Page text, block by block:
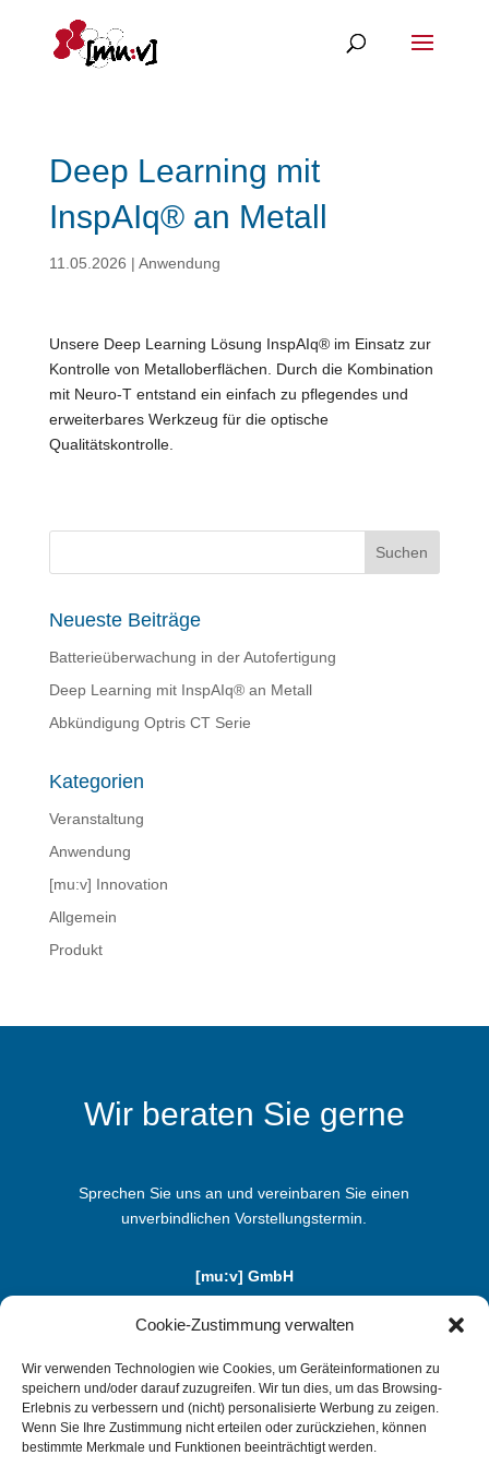
Cookie-Zustimmung verwalten
Wir verwenden Technologien wie Cookies, um Geräteinformationen zu
speichern und/oder darauf zuzugreifen. Wir tun dies, um das Browsing-
Erlebnis zu verbessern und (nicht) personalisierte Werbung zu zeigen.
Wenn Sie Ihre Zustimmung nicht erteilen oder zurückziehen, können
bestimmte Merkmale und Funktionen beeinträchtigt werden.
Deep Learning mit
InspAIq® an Metall
11.05.2026 | Anwendung
Unsere Deep Learning Lösung InspAIq® im Einsatz zur
Kontrolle von Metalloberflächen. Durch die Kombination
mit Neuro-T entstand ein einfach zu pflegendes und
erweiterbares Werkzeug für die optische
Qualitätskontrolle.
Neueste Beiträge
Batterieüberwachung in der Autofertigung
Deep Learning mit InspAIq® an Metall
Abkündigung Optris CT Serie
Kategorien
Veranstaltung
Anwendung
[mu:v] Innovation
Allgemein
Produkt
Wir beraten Sie gerne
Sprechen Sie uns an und vereinbaren Sie einen
unverbindlichen Vorstellungstermin.
[mu:v] GmbH
Benzstraße 5b | D-85551 Kirchheim
Telefon: +49 (0) 89-1 24 74 20 - 0
info@mu-v.de
TESTEN SIE UNS